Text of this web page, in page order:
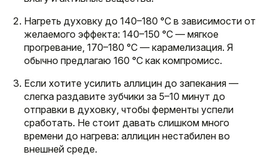
Нагреть духовку до 140–180 °C в зависимости от
желаемого эффекта: 140–150 °C — мягкое
прогревание, 170–180 °C — карамелизация. Я
обычно предлагаю 160 °C как компромисс.
Если хотите усилить аллицин до запекания —
слегка раздавите зубчики за 5–10 минут до
отправки в духовку, чтобы ферменты успели
сработать. Не стоит давать слишком много
времени до нагрева: аллицин нестабилен во
внешней среде.